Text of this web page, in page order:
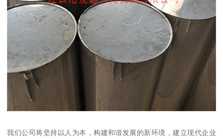
我们公司将坚持以人为本，构建和谐发展的新环境，建立现代企业